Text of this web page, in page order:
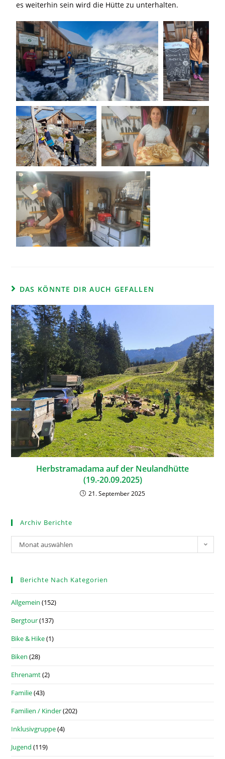
es weiterhin sein wird die Hütte zu unterhalten.
DAS KÖNNTE DIR AUCH GEFALLEN
Herbstramadama auf der Neulandhütte
(19.-20.09.2025)
21. September 2025
Archiv Berichte
Monat auswählen
Berichte Nach Kategorien
Allgemein (152)
Bergtour(137)
Bike & Hike(1)
Biken (28)
Ehrenamt(2)
Familie(43)
Familien / Kinder(202)
Inklusivgruppe(4)
Jugend (119)